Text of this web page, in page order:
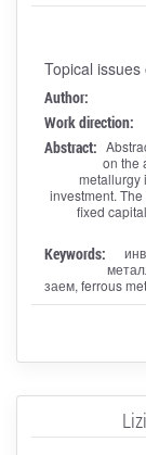
Topical
Author:
Work direction:
Abstract:
on the
metallurgy
investment.
fixed
Keywords:
заем, ferrous